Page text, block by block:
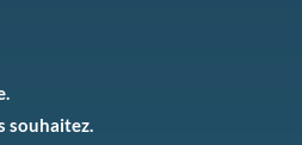
souhaitez.